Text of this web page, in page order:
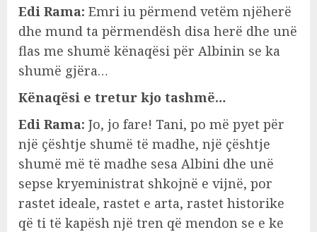
Edi Rama: Emri iu përmend vetëm njëherë
dhe mund ta përmendësh disa herë dhe unë
flas me shumë kënaqësi për Albinin se ka
shumë gjëra…
Kënaqësi e tretur kjo tashmë…
Edi Rama: Jo, jo fare! Tani, po më pyet për
një çështje shumë të madhe, një çështje
shumë më të madhe sesa Albini dhe unë
sepse kryeministrat shkojnë e vijnë, por
rastet ideale, rastet e arta, rastet historike
që ti të kapësh një tren që mendon se e ke